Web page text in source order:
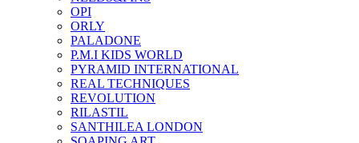
OPI
ORLY
PALADONE
P.M.I KIDS WORLD
PYRAMID INTERNATIONAL
REAL TECHNIQUES
REVOLUTION
RILASTIL
SANTHILEA LONDON